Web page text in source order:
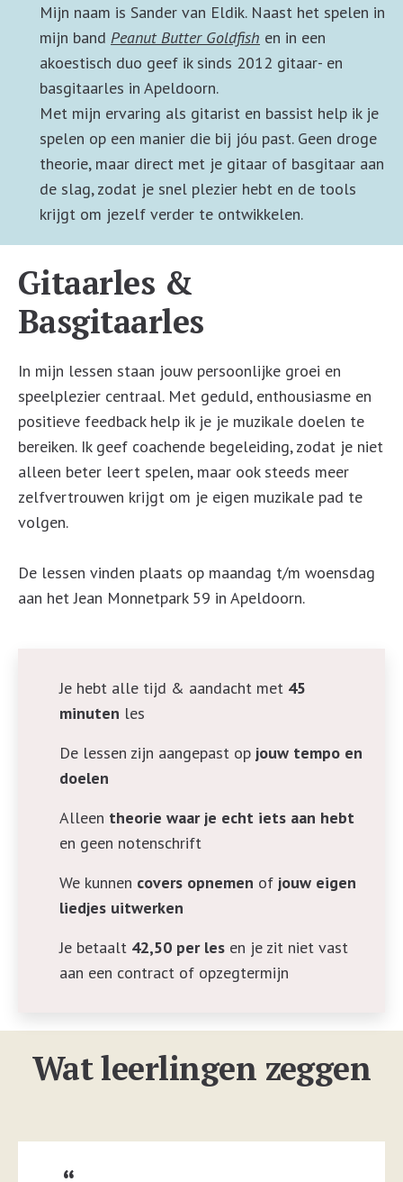
Mijn naam is Sander van Eldik. Naast het spelen in
mijn band Peanut Butter Goldfish en in een
akoestisch duo geef ik sinds 2012 gitaar- en
basgitaarles in Apeldoorn.
Met mijn ervaring als gitarist en bassist help ik je
spelen op een manier die bij jóu past. Geen droge
theorie, maar direct met je gitaar of basgitaar aan
de slag, zodat je snel plezier hebt en de tools
krijgt om jezelf verder te ontwikkelen.
Gitaarles &
Basgitaarles
In mijn lessen staan jouw persoonlijke groei en
speelplezier centraal. Met geduld, enthousiasme en
positieve feedback help ik je je muzikale doelen te
bereiken. Ik geef coachende begeleiding, zodat je niet
alleen beter leert spelen, maar ook steeds meer
zelfvertrouwen krijgt om je eigen muzikale pad te
volgen.
De lessen vinden plaats op maandag t/m woensdag
aan het Jean Monnetpark 59 in Apeldoorn.
Je hebt alle tijd & aandacht met 45
minuten les
De lessen zijn aangepast opjouw tempo en
doelen
Alleen theorie waar je echt iets aan hebt
en geen notenschrift
We kunnen covers opnemen of jouw eigen
liedjes uitwerken
Je betaalt 42,50 per lesen je zit niet vast
aan een contract of opzegtermijn
Wat leerlingen zeggen